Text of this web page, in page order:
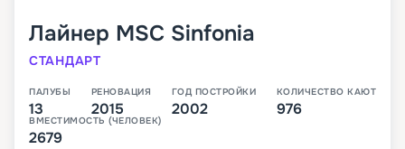
Лайнер MSC Sinfonia
СТАНДАРТ
ПАЛУБЫ
13
РЕНОВАЦИЯ
2015
ГОД ПОСТРОЙКИ
2002
КОЛИЧЕСТВО КАЮТ
976
ВМЕСТИМОСТЬ (ЧЕЛОВЕК)
2679